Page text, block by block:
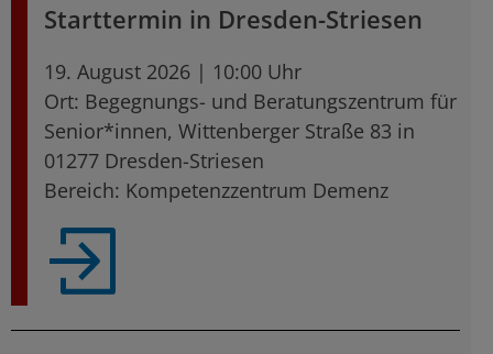
Starttermin in Dresden-Striesen
19. August 2026 | 10:00 Uhr
Ort: Begegnungs- und Beratungszentrum für
Senior*innen, Wittenberger Straße 83 in
01277 Dresden-Striesen
Bereich: Kompetenzzentrum Demenz